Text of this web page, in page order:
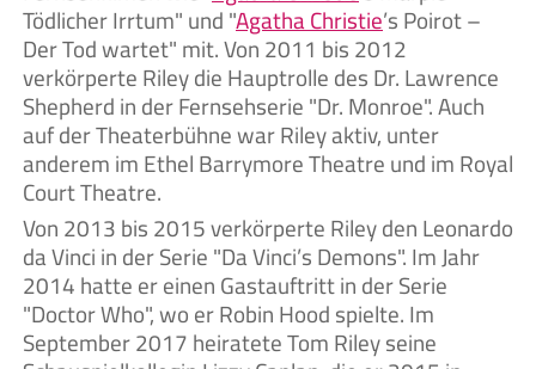
Tödlicher Irrtum" und "Agatha Christie’s Poirot –
Der Tod wartet" mit. Von 2011 bis 2012
verkörperte Riley die Hauptrolle des Dr. Lawrence
Shepherd in der Fernsehserie "Dr. Monroe". Auch
auf der Theaterbühne war Riley aktiv, unter
anderem im Ethel Barrymore Theatre und im Royal
Court Theatre.
Von 2013 bis 2015 verkörperte Riley den Leonardo
da Vinci in der Serie "Da Vinci’s Demons". Im Jahr
2014 hatte er einen Gastauftritt in der Serie
"Doctor Who", wo er Robin Hood spielte. Im
September 2017 heiratete Tom Riley seine